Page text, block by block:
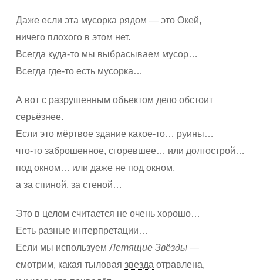
Даже если эта мусорка рядом — это Окей,
ничего плохого в этом нет.
Всегда куда-то мы выбрасываем мусор…
Всегда где-то есть мусорка…
А вот с разрушенным объектом дело обстоит
серьёзнее.
Если это мёртвое здание какое-то… руины…
что-то заброшенное, сгоревшее… или долгострой…
под окном… или даже не под окном,
а за спиной, за стеной…
Это в целом считается не очень хорошо…
Есть разные интерпретации…
Если мы используемЛетящие Звёзды—
смотрим, какая тыловая звезда отравлена,